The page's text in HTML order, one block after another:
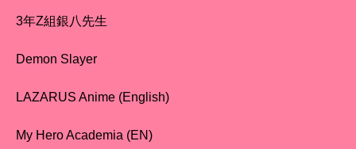
3年Z組銀八先生
Demon Slayer
LAZARUS Anime (English)
My Hero Academia (EN)